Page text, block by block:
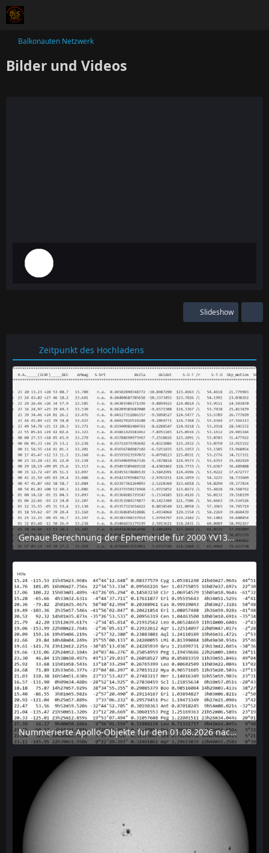
Balkonauten Netzwerk
Bilder und Videos
Slideshow
Zeitpunkt des Hochladens
Genaue Berechnung der Ephemeride für 2000 YV137 mit dem online-tool "Horizon" des JPL
6. August 2026 um 15:38
Nummerierte Apollo-Objekte für den 01.08.2026 nach Erdabstand sortiert, nur die ersten der 1910 Objekte angezeigt
6. August 2026 um 15:14